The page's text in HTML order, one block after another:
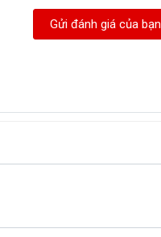
Gửi đánh giá của bạn